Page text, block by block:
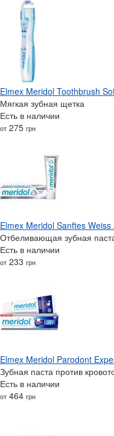
Elmex Meridol Toothbrush
Мягкая зубная щетка
Есть в наличии
от 275 грн
Elmex Meridol Sanftes
Отбеливающая зубная
Есть в наличии
от 233 грн
Elmex Meridol Parodont
Зубная паста против
Есть в наличии
от 464 грн